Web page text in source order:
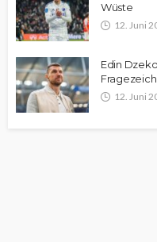
Wüste
12. Juni
Edin
12. Juni